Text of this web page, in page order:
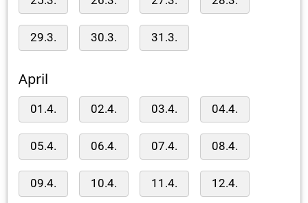
29.3. 30.3. 31.3.
April
01.4. 02.4. 03.4. 04.4.
05.4. 06.4. 07.4. 08.4.
09.4. 10.4. 11.4. 12.4.